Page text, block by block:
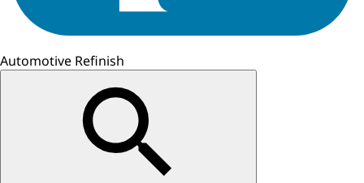
Automotive Refinish